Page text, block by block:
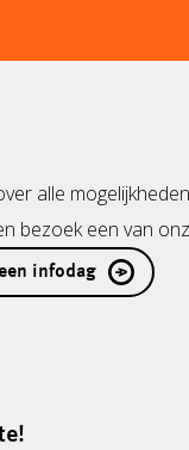
alle
bezoek een van
infodag